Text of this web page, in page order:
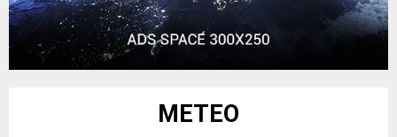
METEO